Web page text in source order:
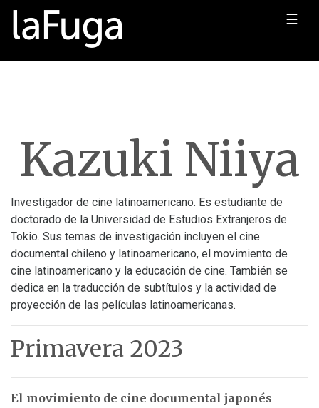
☰
Kazuki Niiya
Investigador de cine latinoamericano. Es estudiante de
doctorado de la Universidad de Estudios Extranjeros de
Tokio. Sus temas de investigación incluyen el cine
documental chileno y latinoamericano, el movimiento de
cine latinoamericano y la educación de cine. También se
dedica en la traducción de subtítulos y la actividad de
proyección de las películas latinoamericanas.
Primavera 2023
El movimiento de cine documental japonés